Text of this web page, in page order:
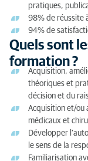
pratiques,
98% de réussite
94% de
Quels sont
formation ?
Acquisition,
théoriques et
décision et du
Acquisition et/ou
médicaux et
Développer
le sens de la
Familiarisation